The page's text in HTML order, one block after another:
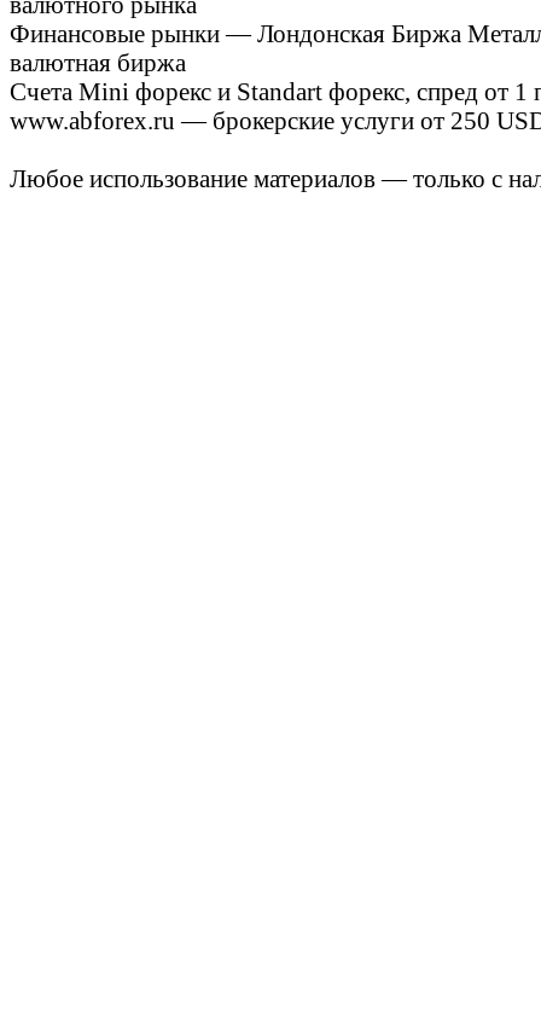
Финансовые рынки — Лондонская Биржа
валютная биржа
Счета Mini форекс и Standart форекс, спред от
www.abforex.ru — брокерские услуги от 250
Любое использование материалов — только с